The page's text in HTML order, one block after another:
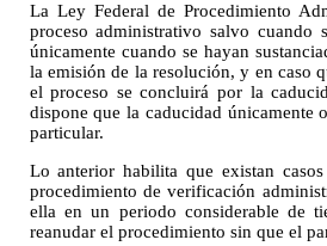
La Ley Federal de Procedimiento
proceso administrativo salvo
únicamente cuando se hayan
la emisión de la resolución, y en caso
el proceso se concluirá por la
dispone que la caducidad únicamente
particular.
Lo anterior habilita que existan
procedimiento de verificación
ella en un periodo considerable de
reanudar el procedimiento sin que el